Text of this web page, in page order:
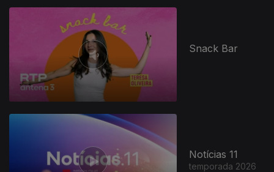
Snack Bar
Notícias 11
temporada 2026